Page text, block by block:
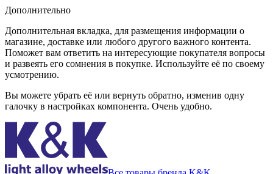
Дополнительно
Дополнительная вкладка, для размещения информации о
магазине, доставке или любого другого важного контента.
Поможет вам ответить на интересующие покупателя вопросы
и развеять его сомнения в покупке. Используйте её по своему
усмотрению.
Вы можете убрать её или вернуть обратно, изменив одну
галочку в настройках компонента. Очень удобно.